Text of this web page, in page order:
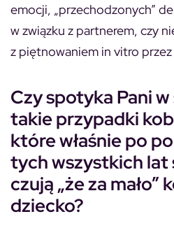
emocji, „przechodzonych”
w związku z partnerem, czy
z piętnowaniem in vitro
Czy spotyka Pani
takie przypadki
które właśnie po
tych wszystkich
czują „że za mało”
dziecko?